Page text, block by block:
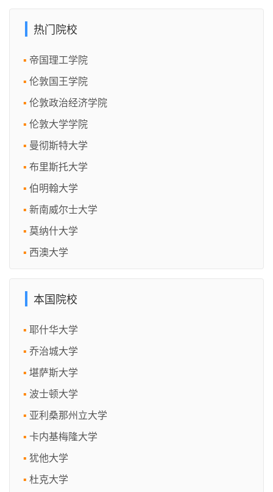
热门院校
帝国理工学院
伦敦国王学院
伦敦政治经济学院
伦敦大学学院
曼彻斯特大学
布里斯托大学
伯明翰大学
新南威尔士大学
莫纳什大学
西澳大学
本国院校
耶什华大学
乔治城大学
堪萨斯大学
波士顿大学
亚利桑那州立大学
卡内基梅隆大学
犹他大学
杜克大学